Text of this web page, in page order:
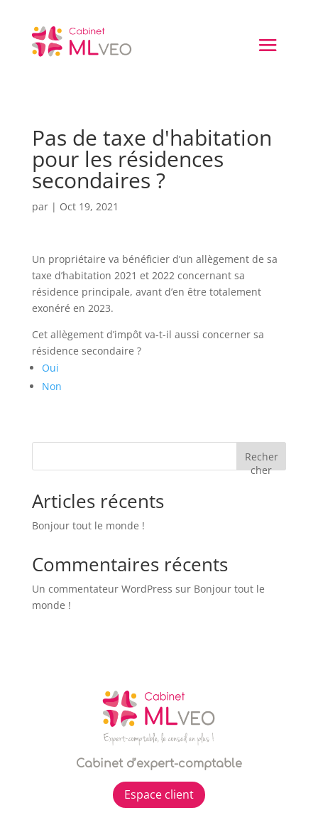
Pas de taxe d'habitation
pour les résidences
secondaires ?
par | Oct 19, 2021
Un propriétaire va bénéficier d’un allègement de sa
taxe d’habitation 2021 et 2022 concernant sa
résidence principale, avant d’en être totalement
exonéré en 2023.
Cet allègement d’impôt va-t-il aussi concerner sa
résidence secondaire ?
Oui
Non
Recher
cher
Articles récents
Bonjour tout le monde !
Commentaires récents
Un commentateur WordPress sur Bonjour tout le
monde !
Cabinet d’expert-comptable
Espace client